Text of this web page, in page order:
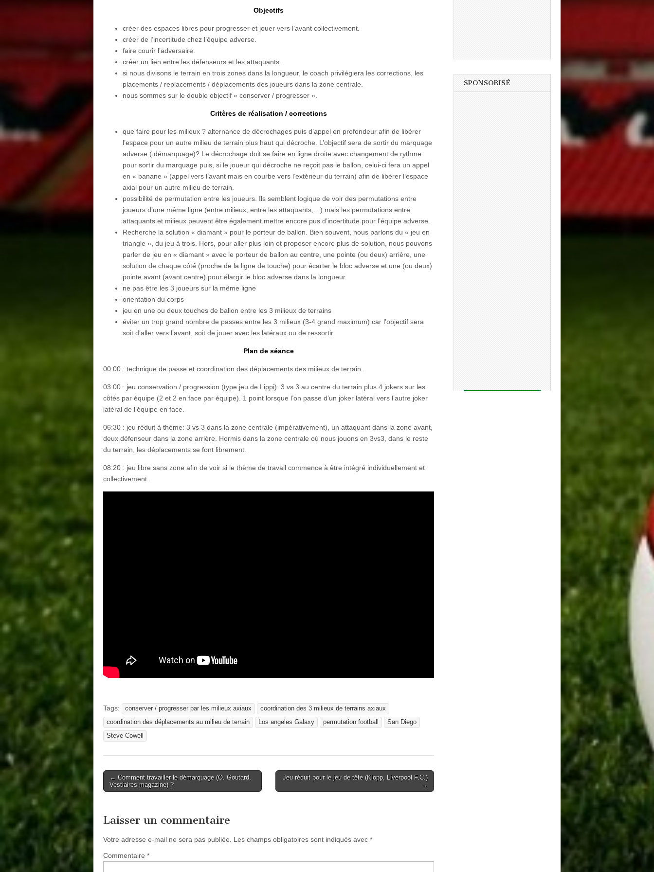
Objectifs
créer des espaces libres pour progresser et jouer vers l’avant collectivement.
créer de l’incertitude chez l’équipe adverse.
faire courir l’adversaire.
créer un lien entre les défenseurs et les attaquants.
si nous divisons le terrain en trois zones dans la longueur, le coach privilégiera les corrections, les
placements / replacements / déplacements des joueurs dans la zone centrale.
nous sommes sur le double objectif « conserver / progresser ».
Critères de réalisation / corrections
que faire pour les milieux ? alternance de décrochages puis d’appel en profondeur afin de libérer
l’espace pour un autre milieu de terrain plus haut qui décroche. L’objectif sera de sortir du marquage
adverse ( démarquage)? Le décrochage doit se faire en ligne droite avec changement de rythme
pour sortir du marquage puis, si le joueur qui décroche ne reçoit pas le ballon, celui-ci fera un appel
en « banane » (appel vers l’avant mais en courbe vers l’extérieur du terrain) afin de libérer l’espace
axial pour un autre milieu de terrain.
possibilité de permutation entre les joueurs. Ils semblent logique de voir des permutations entre
joueurs d’une même ligne (entre milieux, entre les attaquants,…) mais les permutations entre
attaquants et milieux peuvent être également mettre encore pus d’incertitude pour l’équipe adverse.
Recherche la solution « diamant » pour le porteur de ballon. Bien souvent, nous parlons du « jeu en
triangle », du jeu à trois. Hors, pour aller plus loin et proposer encore plus de solution, nous pouvons
parler de jeu en « diamant » avec le porteur de ballon au centre, une pointe (ou deux) arrière, une
solution de chaque côté (proche de la ligne de touche) pour écarter le bloc adverse et une (ou deux)
pointe avant (avant centre) pour élargir le bloc adverse dans la longueur.
ne pas être les 3 joueurs sur la même ligne
orientation du corps
jeu en une ou deux touches de ballon entre les 3 milieux de terrains
éviter un trop grand nombre de passes entre les 3 milieux (3-4 grand maximum) car l’objectif sera
soit d’aller vers l’avant, soit de jouer avec les latéraux ou de ressortir.
Plan de séance
00:00 : technique de passe et coordination des déplacements des milieux de terrain.
03:00 : jeu conservation / progression (type jeu de Lippi): 3 vs 3 au centre du terrain plus 4 jokers sur les
côtés par équipe (2 et 2 en face par équipe). 1 point lorsque l’on passe d’un joker latéral vers l’autre joker
latéral de l’équipe en face.
06:30 : jeu réduit à thème: 3 vs 3 dans la zone centrale (impérativement), un attaquant dans la zone avant,
deux défenseur dans la zone arrière. Hormis dans la zone centrale où nous jouons en 3vs3, dans le reste
du terrain, les déplacements se font librement.
08:20 : jeu libre sans zone afin de voir si le thème de travail commence à être intégré individuellement et
collectivement.
Tags: conserver / progresser par les milieux axiaux
coordination des 3 milieux de terrains axiaux
coordination des déplacements au milieu de terrain
Los angeles Galaxy permutation football
San Diego
Steve Cowell
Post
navigation
← Comment travailler le démarquage (O. Goutard,
Vestiaires-magazine) ?
Jeu réduit pour le jeu de tête (Klopp, Liverpool F.C.)
→
Laisser un commentaire
Votre adresse e-mail ne sera pas publiée. Les champs obligatoires sont indiqués avec *
Commentaire *
SPONSORISÉ